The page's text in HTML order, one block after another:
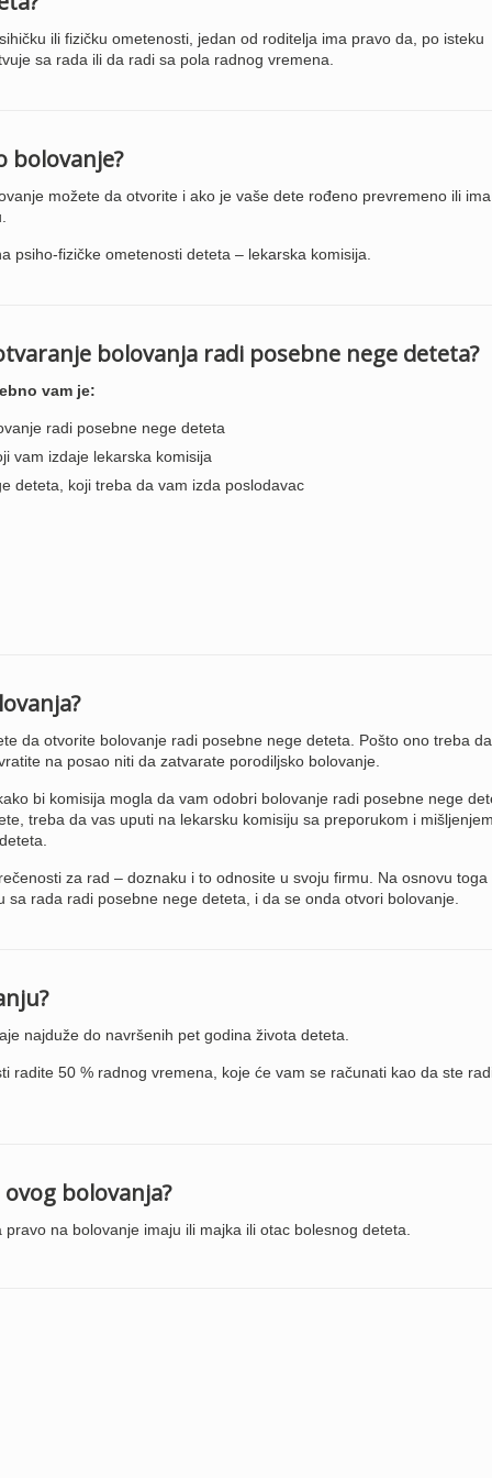
ili fizičku ometenosti, jedan od roditelja ima pravo da, po isteku
sa rada ili da radi sa pola radnog vremena.
bolovanje?
možete da otvorite i ako je vaše dete rođeno prevremeno ili
psiho-fizičke ometenosti deteta – lekarska komisija.
bolovanja radi posebne nege deteta?
vam je:
radi posebne nege deteta
vam izdaje lekarska komisija
deteta, koji treba da vam izda poslodavac
da otvorite bolovanje radi posebne nege deteta. Pošto ono treba
na posao niti da zatvarate porodiljsko bolovanje.
bi komisija mogla da vam odobri bolovanje radi posebne nege
treba da vas uputi na lekarsku komisiju sa preporukom i
za rad – doznaku i to odnosite u svoju firmu. Na osnovu toga
rada radi posebne nege deteta, i da se onda otvori bolovanje.
najduže do navršenih pet godina života deteta.
radite 50 % radnog vremena, koje će vam se računati kao da ste
bolovanja?
na bolovanje imaju ili majka ili otac bolesnog deteta.